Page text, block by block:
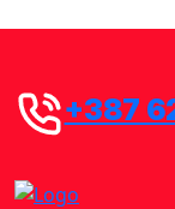
+387